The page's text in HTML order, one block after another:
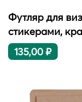
Футляр для
стикерами,
135,00 ₽